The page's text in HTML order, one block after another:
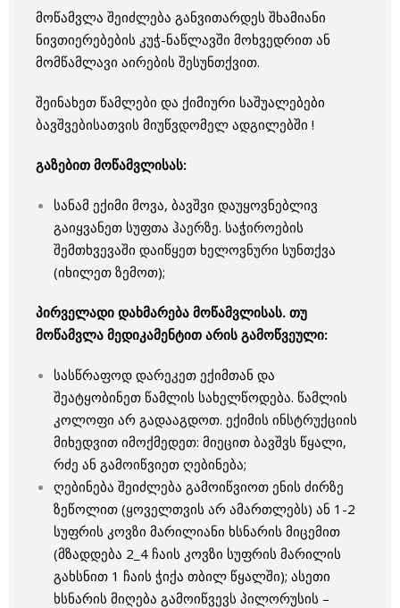
მოწამვლა შეიძლება განვითარდეს შხამიანი
ნივთიერებების კუჭ-ნაწლავში მოხვედრით ან
მომწამლავი აირების შესუნთქვით.
შეინახეთ წამლები და ქიმიური საშუალებები
ბავშვებისათვის მიუწვდომელ ადგილებში !
გაზებით მოწამვლისას:
სანამ ექიმი მოვა, ბავშვი დაუყოვნებლივ
გაიყვანეთ სუფთა ჰაერზე. საჭიროების
შემთხვევაში დაიწყეთ ხელოვნური სუნთქვა
(იხილეთ ზემოთ);
პირველადი დახმარება მოწამვლისას. თუ
მოწამვლა მედიკამენტით არის გამოწვეული:
სასწრაფოდ დარეკეთ ექიმთან და
შეატყობინეთ წამლის სახელწოდება. წამლის
კოლოფი არ გადააგდოთ. ექიმის ინსტრუქციის
მიხედვით იმოქმედეთ: მიეცით ბავშვს წყალი,
რძე ან გამოიწვიეთ ღებინება;
ღებინება შეიძლება გამოიწვიოთ ენის ძირზე
ზეწოლით (ყოველთვის არ ამართლებს) ან 1-2
სუფრის კოვზი მარილიანი ხსნარის მიცემით
(მზადდება 2_4 ჩაის კოვზი სუფრის მარილის
გახსნით 1 ჩაის ჭიქა თბილ წყალში); ასეთი
ხსნარის მიღება გამოიწვევს პილორუსის –